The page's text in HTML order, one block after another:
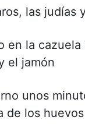
las judías
en la
el jamón
unos
de los huevos